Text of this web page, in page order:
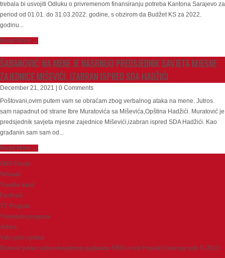
trebala bi usvojiti Odluku o privremenom finansiranju potreba Kantona Sarajevo za
period od 01.01. do 31.03.2022. godine, s obzirom da Budžet KS za 2022.
godinu...
Read More →
ŠABANOVIĆ: NA MENE JE NASRNUO PREDSJEDNIK SAVJETA MJESNE
ZAJEDNICE MIŠEVIĆI, IZABRAN ISPRED SDA HADŽIĆI
December 21, 2021 | 0 Comments
Poštovani,ovim putem vam se obraćam zbog verbalnog ataka na mene. Jutros
sam napadnut od strane Ibre Muratovića sa Miševića,Opština Hadžići. Muratović je
predsjednik savjeta mjesne zajednice Miševići,izabran ispred SDA Hadžići. Kao
građanin sam sam od...
Read More →
SMS Poruke
Webmail
Youtube kanal
Facebook
TV Program
Vremenska prognoza
Arhiva
Vaše priče i prilozi
Dunović poslao važno obavještenje građanima FBiH u vezi Presude Ustavnog suda U-20/22